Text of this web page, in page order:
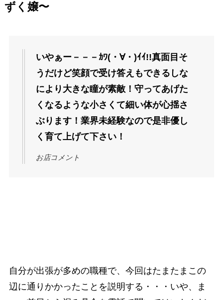
ずく嬢〜
いやぁー－－－ｶﾜ(・∀・)ｲｲ!!真面目そ
うだけど笑顔で受け答えもできるしな
により大きな瞳が素敵！守ってあげた
くなるような小さくて細い体が心揺さ
ぶります！業界未経験なので是非優し
く育て上げて下さい！
お店コメント
自分が出張が多めの職種で、今回はたまたまこの
辺に通りかかったことを説明する・・・いや、ま